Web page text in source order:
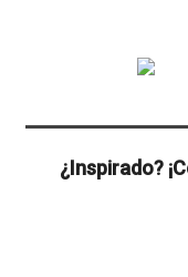
¿Inspirado?